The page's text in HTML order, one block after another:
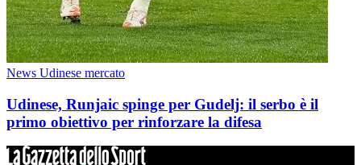
News Udinese mercato
Udinese, Runjaic spinge per Gudelj: il serbo è il
primo obiettivo per rinforzare la difesa